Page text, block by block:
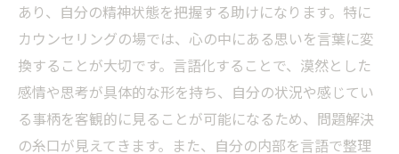
あり、自分の精神状態を把握する助けになります。特に
カウンセリングの場では、心の中にある思いを言葉に変
換することが大切です。言語化することで、漠然とした
感情や思考が具体的な形を持ち、自分の状況や感じてい
る事柄を客観的に見ることが可能になるため、問題解決
の糸口が見えてきます。また、自分の内部を言語で整理